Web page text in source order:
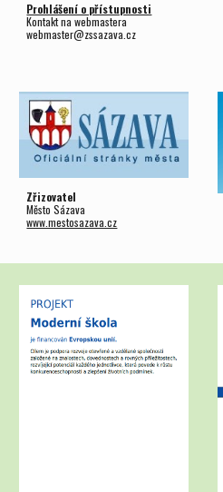
Prohlášení o přístupnosti
Kontakt na webmastera
webmaster@zssazava.cz
Zřizovatel
Město Sázava
www.mestosazava.cz